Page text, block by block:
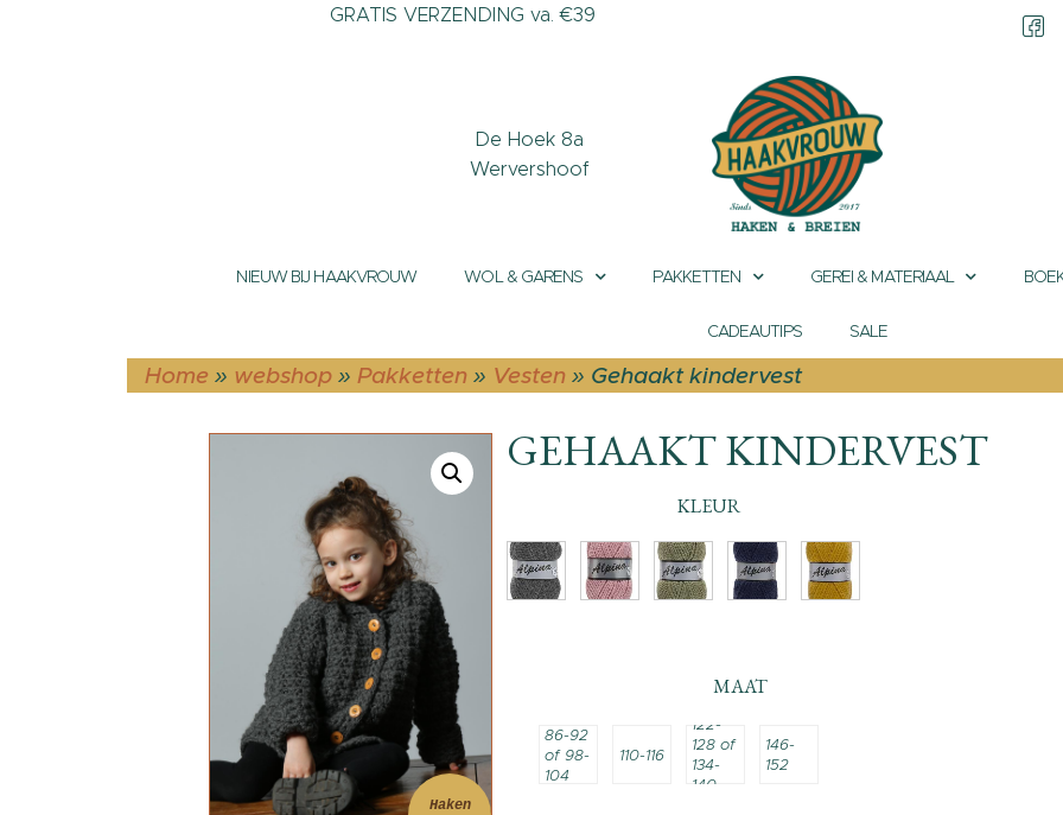
GRATIS VERZENDING va. €39
De Hoek 8a
Wervershoof
NIEUW BIJ HAAKVROUW WOL & GARENS PAKKETTEN GEREI & MATERIAAL
CADEAUTIPS SALE
Home » webshop » Pakketten » Vesten » Gehaakt kindervest
CONTACT &
OPENINGSTIJDEN
OVER HAAKVROUW
MIJN ACCOUNT
Haken
GEHAAKT KINDERVEST
KLEUR
MAAT
86-92
of 98-
104
110-116
122-
128 of
134-
140
146-
152